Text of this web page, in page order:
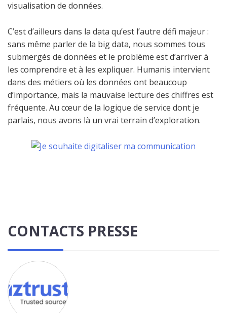
visualisation de données.
C’est d’ailleurs dans la data qu’est l’autre défi majeur :
sans même parler de la big data, nous sommes tous
submergés de données et le problème est d’arriver à
les comprendre et à les expliquer. Humanis intervient
dans des métiers où les données ont beaucoup
d’importance, mais la mauvaise lecture des chiffres est
fréquente. Au cœur de la logique de service dont je
parlais, nous avons là un vrai terrain d’exploration.
CONTACTS PRESSE